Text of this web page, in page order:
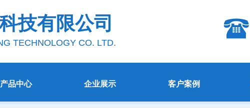
产品中心 企业展示 客户案例
技有限公司
TECHNOLOGY CO. LTD.